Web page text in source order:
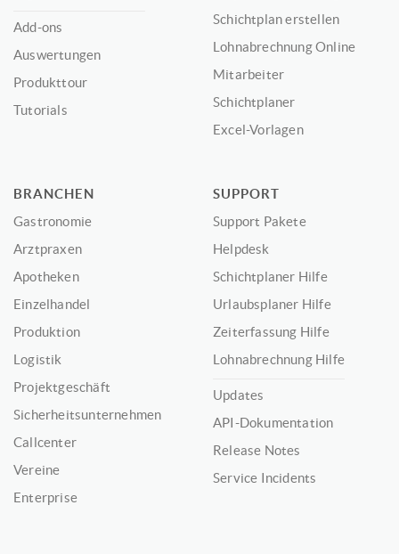
Add-ons
Auswertungen
Produkttour
Tutorials
Schichtplan erstellen
Lohnabrechnung Online
Mitarbeiter
Schichtplaner
Excel-Vorlagen
BRANCHEN
Gastronomie
Arztpraxen
Apotheken
Einzelhandel
Produktion
Logistik
Projektgeschäft
Sicherheitsunternehmen
Callcenter
Vereine
Enterprise
SUPPORT
Support Pakete
Helpdesk
Schichtplaner Hilfe
Urlaubsplaner Hilfe
Zeiterfassung Hilfe
Lohnabrechnung Hilfe
Updates
API-Dokumentation
Release Notes
Service Incidents